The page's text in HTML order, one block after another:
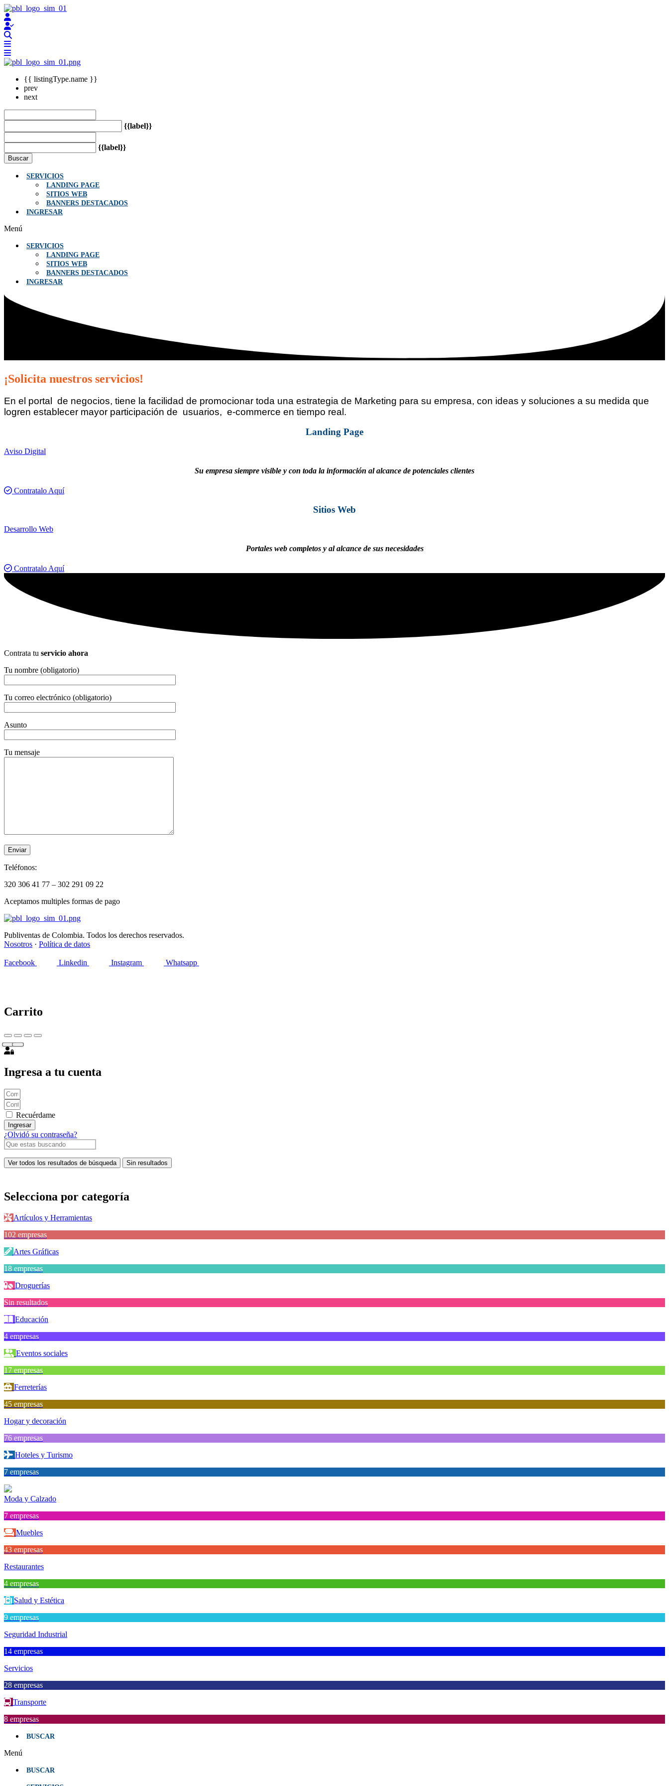
{{ listingType.name }}
prev
next
{{label}}
{{label}}
Buscar
SERVICIOS
LANDING PAGE
SITIOS WEB
BANNERS DESTACADOS
INGRESAR
Menú
SERVICIOS
LANDING PAGE
SITIOS WEB
BANNERS DESTACADOS
INGRESAR
¡Solicita nuestros servicios!
En el portal de negocios, tiene la facilidad de promocionar toda una estrategia de Marketing para su empresa, con ideas y soluciones a su medida que
logren establecer mayor participación de usuarios, e-commerce en tiempo real.
Landing Page
Aviso Digital
Su empresa siempre visible y con toda la información al alcance de potenciales clientes
Contratalo Aquí
Sitios Web
Desarrollo Web
Portales web completos y al alcance de sus necesidades
Contratalo Aquí
Contrata tu servicio ahora
Tu nombre (obligatorio)
Tu correo electrónico (obligatorio)
Asunto
Tu mensaje
Teléfonos:
320 306 41 77 – 302 291 09 22
Aceptamos multiples formas de pago
Publiventas de Colombia. Todos los derechos reservados.
Nosotros · Política de datos
Facebook Linkedin Instagram Whatsapp
Carrito
Ingresa a tu cuenta
Recuérdame
Ingresar
¿Olvidó su contraseña?
Ver todos los resultados de búsqueda Sin resultados
Selecciona por categoría
Artículos y Herramientas
102 empresas
Artes Gráficas
18 empresas
Droguerías
Sin resultados
Educación
4 empresas
Eventos sociales
17 empresas
Ferreterías
45 empresas
Hogar y decoración
76 empresas
Hoteles y Turismo
7 empresas
Moda y Calzado
7 empresas
Muebles
43 empresas
Restaurantes
4 empresas
Salud y Estética
9 empresas
Seguridad Industrial
14 empresas
Servicios
28 empresas
Transporte
8 empresas
BUSCAR
Menú
BUSCAR